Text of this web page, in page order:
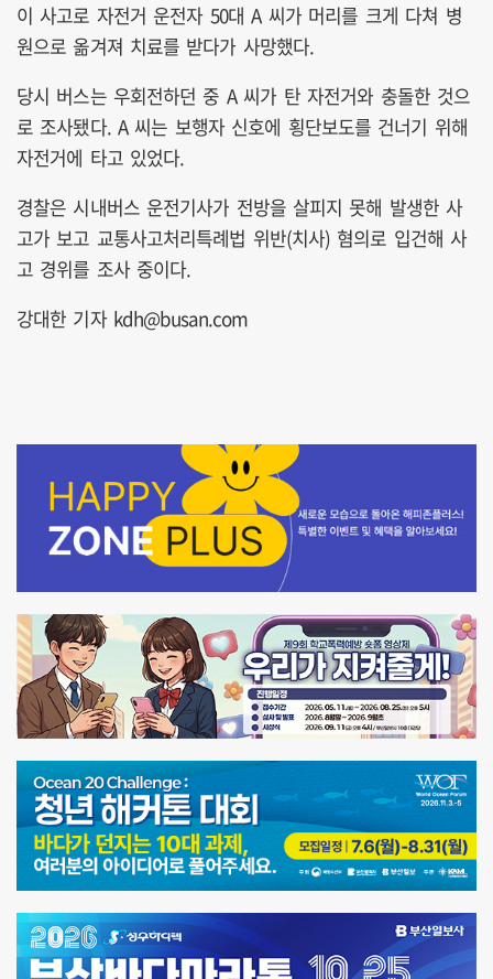
이 사고로 자전거 운전자 50대 A 씨가 머리를 크게 다쳐 병
원으로 옮겨져 치료를 받다가 사망했다.
당시 버스는 우회전하던 중 A 씨가 탄 자전거와 충돌한 것으
로 조사됐다. A 씨는 보행자 신호에 횡단보도를 건너기 위해
자전거에 타고 있었다.
경찰은 시내버스 운전기사가 전방을 살피지 못해 발생한 사
고가 보고 교통사고처리특례법 위반(치사) 혐의로 입건해 사
고 경위를 조사 중이다.
강대한 기자 kdh@busan.com